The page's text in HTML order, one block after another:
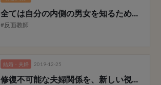
全ては自分の内側の男女を知るための体験
#反面教師
結婚・夫婦 2019-12-25
修復不可能な夫婦関係を、新しい視点から見直す